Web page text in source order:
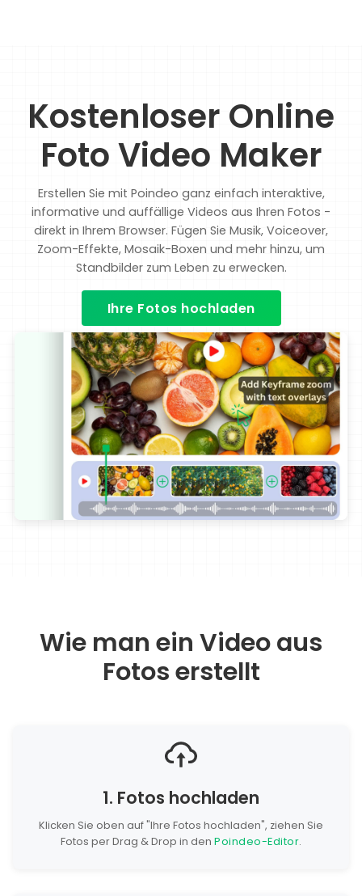
Kostenloser Online
Foto Video Maker
Erstellen Sie mit Poindeo ganz einfach interaktive,
informative und auffällige Videos aus Ihren Fotos -
direkt in Ihrem Browser. Fügen Sie Musik, Voiceover,
Zoom-Effekte, Mosaik-Boxen und mehr hinzu, um
Standbilder zum Leben zu erwecken.
Ihre Fotos hochladen
Wie man ein Video aus
Fotos erstellt
1. Fotos hochladen
Klicken Sie oben auf "Ihre Fotos hochladen", ziehen Sie
Fotos per Drag & Drop in den Poindeo-Editor.